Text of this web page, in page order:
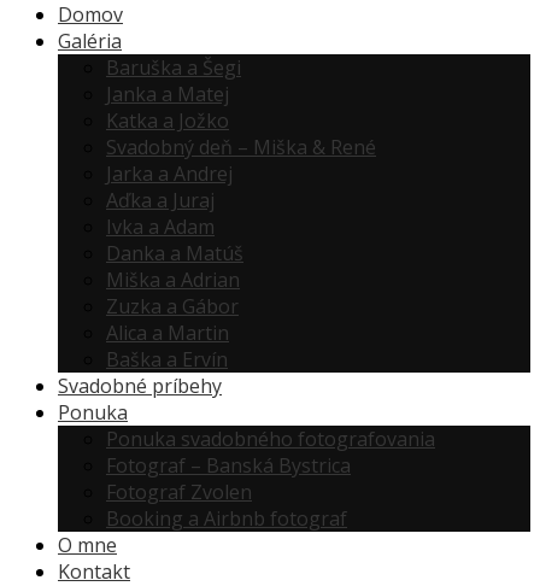
Domov
Galéria
Baruška a Šegi
Janka a Matej
Katka a Jožko
Svadobný deň – Miška & René
Jarka a Andrej
Aďka a Juraj
Ivka a Adam
Danka a Matúš
Miška a Adrian
Zuzka a Gábor
Alica a Martin
Baška a Ervín
Svadobné príbehy
Ponuka
Ponuka svadobného fotografovania
Fotograf – Banská Bystrica
Fotograf Zvolen
Booking a Airbnb fotograf
O mne
Kontakt